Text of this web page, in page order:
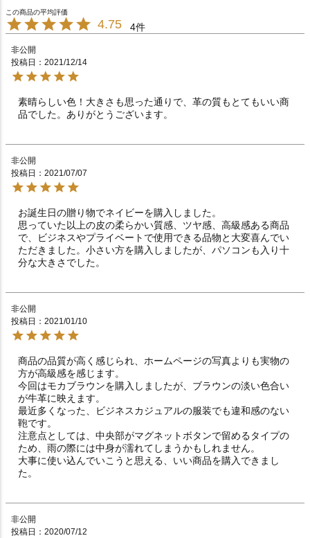
4.75 4
非公開
投稿日
2021/12/14
素晴らしい色！大きさも思った通りで、革の質もとてもいい商
品でした。ありがとうございます。
非公開
投稿日
2021/07/07
お誕生日の贈り物でネイビーを購入しました。
思っていた以上の皮の柔らかい質感、ツヤ感、高級感ある商品
で、ビジネスやプライベートで使用できる品物と大変喜んでい
ただきました。小さい方を購入しましたが、パソコンも入り十
分な大きさでした。
非公開
投稿日
2021/01/10
商品の品質が高く感じられ、ホームページの写真よりも実物の
方が高級感を感じます。
今回はモカブラウンを購入しましたが、ブラウンの淡い色合い
が牛革に映えます。
最近多くなった、ビジネスカジュアルの服装でも違和感のない
鞄です。
注意点としては、中央部がマグネットボタンで留めるタイプの
ため、雨の際には中身が濡れてしまうかもしれません。
大事に使い込んでいこうと思える、いい商品を購入できまし
た。
非公開
投稿日
2020/07/12